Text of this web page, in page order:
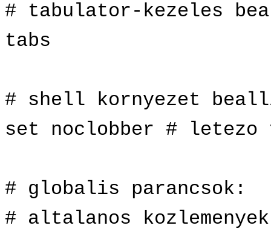
# tabulator-kezeles
tabs
# shell kornyezet
set noclobber #
# globalis parancsok:
# altalanos kozlemenyek